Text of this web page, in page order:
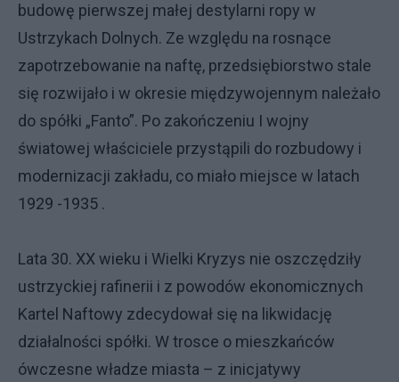
budowę pierwszej małej destylarni ropy w
Ustrzykach Dolnych. Ze względu na rosnące
zapotrzebowanie na naftę, przedsiębiorstwo stale
się rozwijało i w okresie międzywojennym należało
do spółki „Fanto”. Po zakończeniu I wojny
światowej właściciele przystąpili do rozbudowy i
modernizacji zakładu, co miało miejsce w latach
1929 -1935 .
Lata 30. XX wieku i Wielki Kryzys nie oszczędziły
ustrzyckiej rafinerii i z powodów ekonomicznych
Kartel Naftowy zdecydował się na likwidację
działalności spółki. W trosce o mieszkańców
ówczesne władze miasta – z inicjatywy